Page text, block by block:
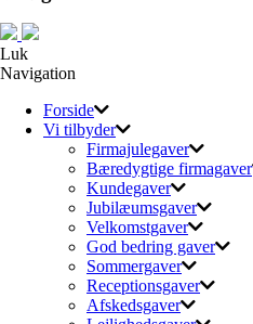
Luk
Navigation
Forside
Vi tilbyder
Firmajulegaver
Bæredygtige firmagaver
Kundegaver
Jubilæumsgaver
Velkomstgaver
God bedring gaver
Sommergaver
Receptionsgaver
Afskedsgaver